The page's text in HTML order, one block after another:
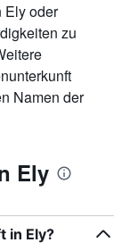
Ely oder
zu
Namen der
Ely
in Ely?